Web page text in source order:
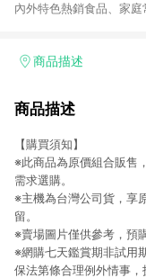
內外特色熱銷食品、家
有好康。LINE好友招募
商品描述
商品描述
【購買須知】
※此商品為原價組合販售
需求選購。
※主機為台灣公司貨，享
留。
※賣場圖片僅供參考，預
※網購七天鑑賞期非試用
保法第條合理例外情事